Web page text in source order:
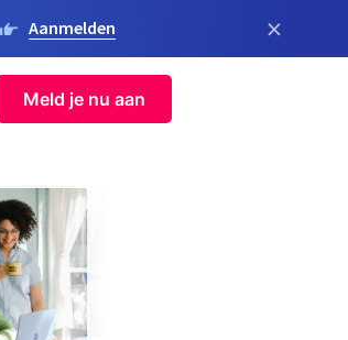
Aanmelden ×
Meld je nu aan